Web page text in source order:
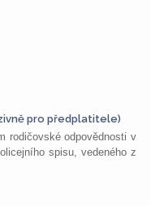
pro předplatitele)
rodičovské odpovědnosti v
spisu, vedeného z